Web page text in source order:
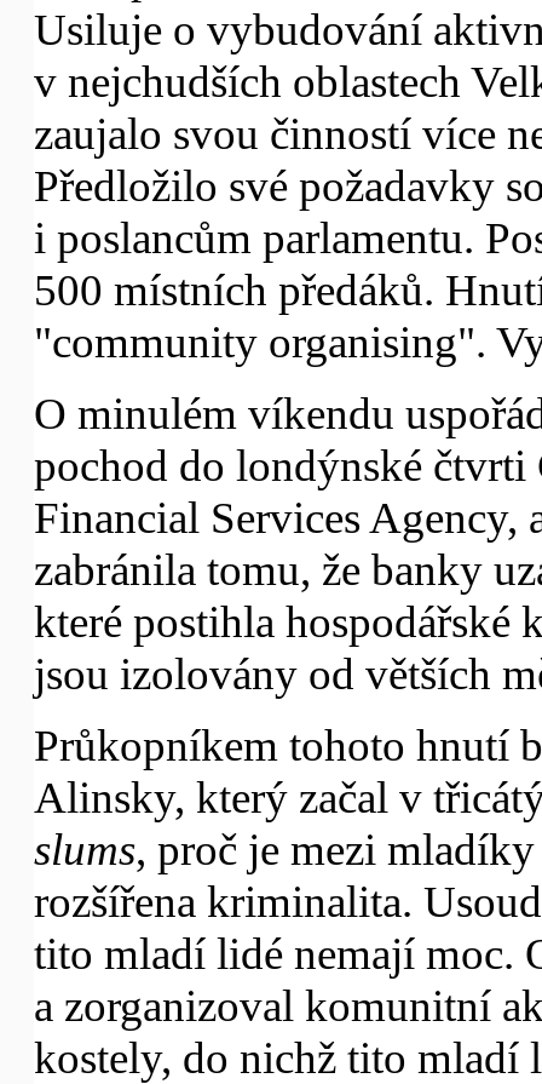
Usiluje o vybudování
v nejchudších oblastech
zaujalo svou činností více
Předložilo své požadavky
i poslancům parlamentu.
500 místních předáků.
"community organising".
O minulém víkendu
pochod do londýnské čtvrti
Financial Services Agency,
zabránila tomu, že banky
které postihla hospodářské
jsou izolovány od větších
Průkopníkem tohoto hnutí
Alinsky, který začal v
slums, proč je mezi
rozšířena kriminalita.
tito mladí lidé nemají moc.
a zorganizoval komunitní
kostely, do nichž tito mladí